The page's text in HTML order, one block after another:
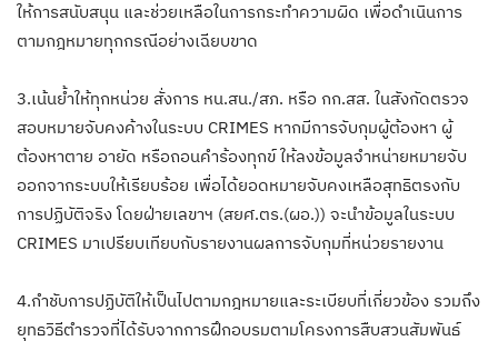
ให้การสนับสนุน และช่วยเหลือในการกระทำความผิด เพื่อดำเนินการ
ตามกฎหมายทุกกรณีอย่างเฉียบขาด
3.เน้นย้ำให้ทุกหน่วย สั่งการ หน.สน./สภ. หรือ กก.สส. ในสังกัดตรวจ
สอบหมายจับคงค้างในระบบ CRIMES หากมีการจับกุมผู้ต้องหา ผู้
ต้องหาตาย อายัด หรือถอนคำร้องทุกข์ ให้ลงข้อมูลจำหน่ายหมายจับ
ออกจากระบบให้เรียบร้อย เพื่อได้ยอดหมายจับคงเหลือสุทธิตรงกับ
การปฏิบัติจริง โดยฝ่ายเลขาฯ (สยศ.ตร.(ผอ.)) จะนำข้อมูลในระบบ
CRIMES มาเปรียบเทียบกับรายงานผลการจับกุมที่หน่วยรายงาน
4.กำชับการปฏิบัติให้เป็นไปตามกฎหมายและระเบียบที่เกี่ยวข้อง รวมถึง
ยุทธวิธีตำรวจที่ได้รับจากการฝึกอบรมตามโครงการสืบสวนสัมพันธ์